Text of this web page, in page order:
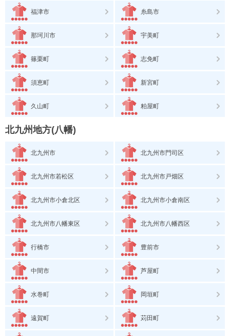
福津市 糸島市
那珂川市 宇美町
篠栗町 志免町
須恵町 新宮町
久山町 粕屋町
北九州地方(八幡)
北九州市 北九州市門司区
北九州市若松区 北九州市戸畑区
北九州市小倉北区 北九州市小倉南区
北九州市八幡東区 北九州市八幡西区
行橋市 豊前市
中間市 芦屋町
水巻町 岡垣町
遠賀町 苅田町